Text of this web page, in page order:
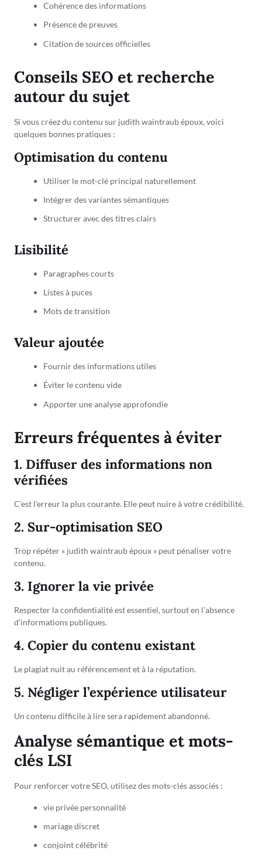
Cohérence des informations
Présence de preuves
Citation de sources officielles
Conseils SEO et recherche
autour du sujet
Si vous créez du contenu sur judith waintraub époux, voici
quelques bonnes pratiques :
Optimisation du contenu
Utiliser le mot-clé principal naturellement
Intégrer des variantes sémantiques
Structurer avec des titres clairs
Lisibilité
Paragraphes courts
Listes à puces
Mots de transition
Valeur ajoutée
Fournir des informations utiles
Éviter le contenu vide
Apporter une analyse approfondie
Erreurs fréquentes à éviter
1. Diffuser des informations non
vérifiées
C’est l’erreur la plus courante. Elle peut nuire à votre crédibilité.
2. Sur-optimisation SEO
Trop répéter « judith waintraub époux » peut pénaliser votre
contenu.
3. Ignorer la vie privée
Respecter la confidentialité est essentiel, surtout en l’absence
d’informations publiques.
4. Copier du contenu existant
Le plagiat nuit au référencement et à la réputation.
5. Négliger l’expérience utilisateur
Un contenu difficile à lire sera rapidement abandonné.
Analyse sémantique et mots-
clés LSI
Pour renforcer votre SEO, utilisez des mots-clés associés :
vie privée personnalité
mariage discret
conjoint célébrité